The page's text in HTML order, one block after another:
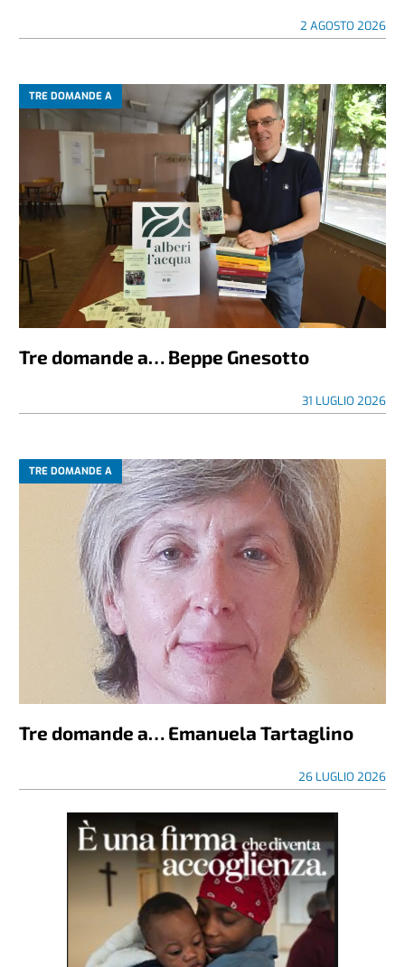
2 AGOSTO 2026
TRE DOMANDE A
Tre domande a… Beppe Gnesotto
31 LUGLIO 2026
TRE DOMANDE A
Tre domande a… Emanuela Tartaglino
26 LUGLIO 2026